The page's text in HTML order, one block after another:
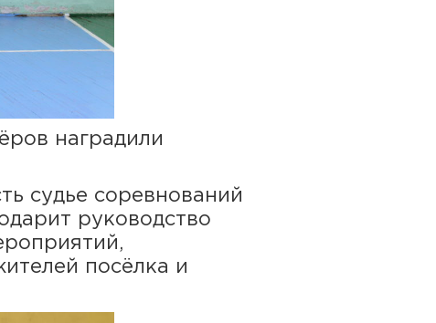
наградили
судье соревнований
руководство
посёлка и